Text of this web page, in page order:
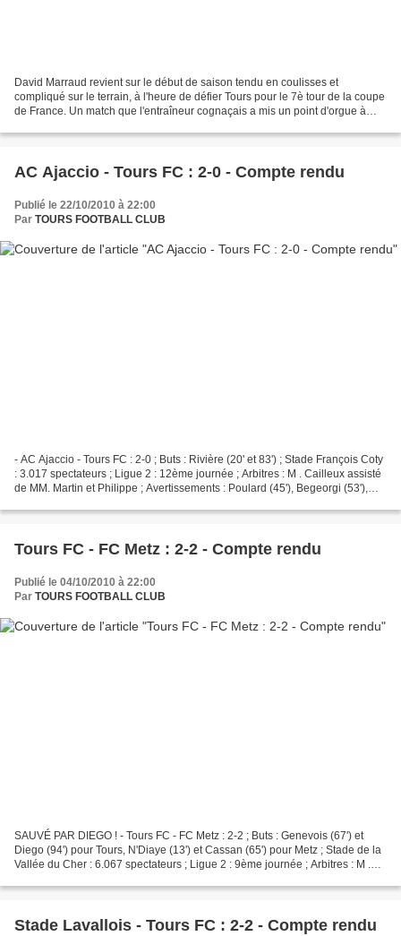
David Marraud revient sur le début de saison tendu en coulisses et
compliqué sur le terrain, à l'heure de défier Tours pour le 7è tour de la coupe
de France. Un match que l'entraîneur cognaçais a mis un point d'orgue à
AC Ajaccio - Tours FC : 2-0 - Compte rendu
Publié le 22/10/2010 à 22:00
Par TOURS FOOTBALL CLUB
- AC Ajaccio - Tours FC : 2-0 ; Buts : Rivière (20' et 83') ; Stade François Coty
: 3.017 spectateurs ; Ligue 2 : 12ème journée ; Arbitres : M . Cailleux assisté
de MM. Martin et Philippe ; Avertissements : Poulard (45'), Begeorgi (53'),
Tours FC - FC Metz : 2-2 - Compte rendu
Publié le 04/10/2010 à 22:00
Par TOURS FOOTBALL CLUB
SAUVÉ PAR DIEGO ! - Tours FC - FC Metz : 2-2 ; Buts : Genevois (67') et
Diego (94') pour Tours, N'Diaye (13') et Cassan (65') pour Metz ; Stade de la
Vallée du Cher : 6.067 spectateurs ; Ligue 2 : 9ème journée ; Arbitres : M .
Stade Lavallois - Tours FC : 2-2 - Compte rendu